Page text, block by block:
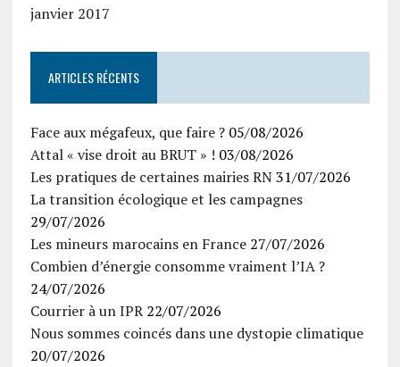
janvier 2017
ARTICLES RÉCENTS
Face aux mégafeux, que faire ? 05/08/2026
Attal « vise droit au BRUT » ! 03/08/2026
Les pratiques de certaines mairies RN 31/07/2026
La transition écologique et les campagnes
29/07/2026
Les mineurs marocains en France 27/07/2026
Combien d’énergie consomme vraiment l’IA ?
24/07/2026
Courrier à un IPR 22/07/2026
Nous sommes coincés dans une dystopie climatique
20/07/2026